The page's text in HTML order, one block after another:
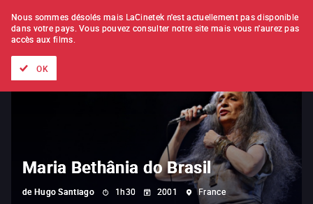
À L'UNITÉ ABONNEMENT
Maria Bethânia do Brasil
de Hugo Santiago 1h30 2001 France
Nous sommes désolés mais LaCinetek n'est actuellement pas disponible
dans votre pays. Vous pouvez consulter notre site mais vous n'aurez pas
accès aux films.
OK